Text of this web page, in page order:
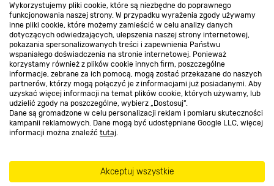
Wykorzystujemy pliki cookie, które są niezbędne do poprawnego
funkcjonowania naszej strony. W przypadku wyrażenia zgody używamy
inne pliki cookie, które możemy zamieścić w celu analizy danych
dotyczących odwiedzających, ulepszenia naszej strony internetowej,
pokazania spersonalizowanych treści i zapewnienia Państwu
wspaniałego doświadczenia na stronie internetowej. Ponieważ
korzystamy również z plików cookie innych firm, poszczególne
informacje, zebrane za ich pomocą, mogą zostać przekazane do naszych
partnerów, którzy mogą połączyć je z informacjami już posiadanymi. Aby
uzyskać więcej informacji na temat plików cookie, których używamy, lub
udzielić zgody na poszczególne, wybierz „Dostosuj”.
Dane są gromadzone w celu personalizacji reklam i pomiaru skuteczności
kampanii reklamowych. Dane mogą być udostępniane Google LLC, więcej
informacji można znaleźć tutaj.
Akceptuj wszystkie
Kontakt do sklepu
Strefa biznesu
Dołącz do nas